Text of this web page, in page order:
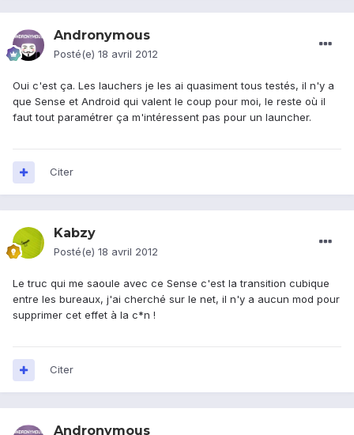
Andronymous
Posté(e) 18 avril 2012
Oui c'est ça. Les lauchers je les ai quasiment tous testés, il n'y a
que Sense et Android qui valent le coup pour moi, le reste où il
faut tout paramétrer ça m'intéressent pas pour un launcher.
Citer
Kabzy
Posté(e) 18 avril 2012
Le truc qui me saoule avec ce Sense c'est la transition cubique
entre les bureaux, j'ai cherché sur le net, il n'y a aucun mod pour
supprimer cet effet à la c*n !
Citer
Andronymous